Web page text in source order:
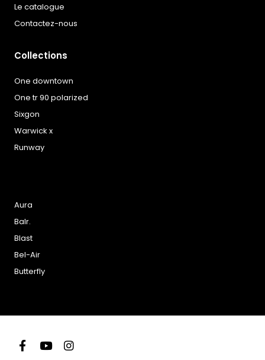
Le catalogue
Contactez-nous
Collections
One downtown
One tr 90 polarized
Sixgon
Warwick x
Runway
Aura
Balr.
Blast
Bel-Air
Butterfly